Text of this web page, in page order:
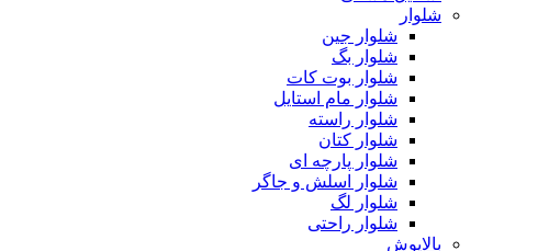
شلوار
شلوار جین
شلوار بگ
شلوار بوت کات
شلوار مام استایل
شلوار راسته
شلوار کتان
شلوار پارچه ای
شلوار اسلش و جاگر
شلوار لگ
شلوار راحتی
بالاپوش